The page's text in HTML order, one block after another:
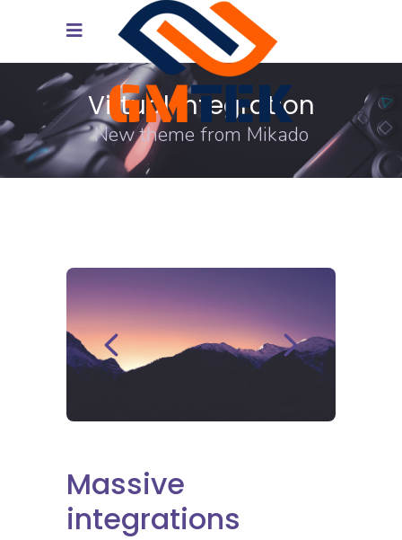
Virtual Integration
New theme from Mikado
Massive
integrations